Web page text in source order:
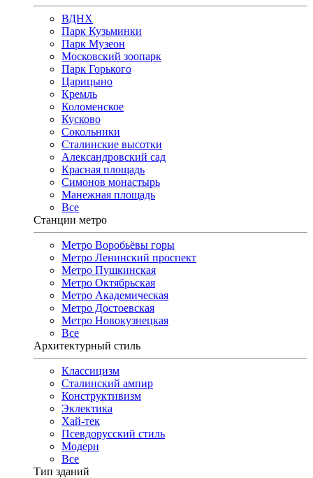
ВДНХ
Парк Кузьминки
Парк Музеон
Московский зоопарк
Парк Горького
Царицыно
Кремль
Коломенское
Кусково
Сокольники
Сталинские высотки
Александровский сад
Красная площадь
Симонов монастырь
Манежная площадь
Все
Станции метро
Метро Воробьёвы горы
Метро Ленинский проспект
Метро Пушкинская
Метро Октябрьская
Метро Академическая
Метро Достоевская
Метро Новокузнецкая
Все
Архитектурный стиль
Классицизм
Сталинский ампир
Конструктивизм
Эклектика
Хай-тек
Псевдорусский стиль
Модерн
Все
Тип зданий